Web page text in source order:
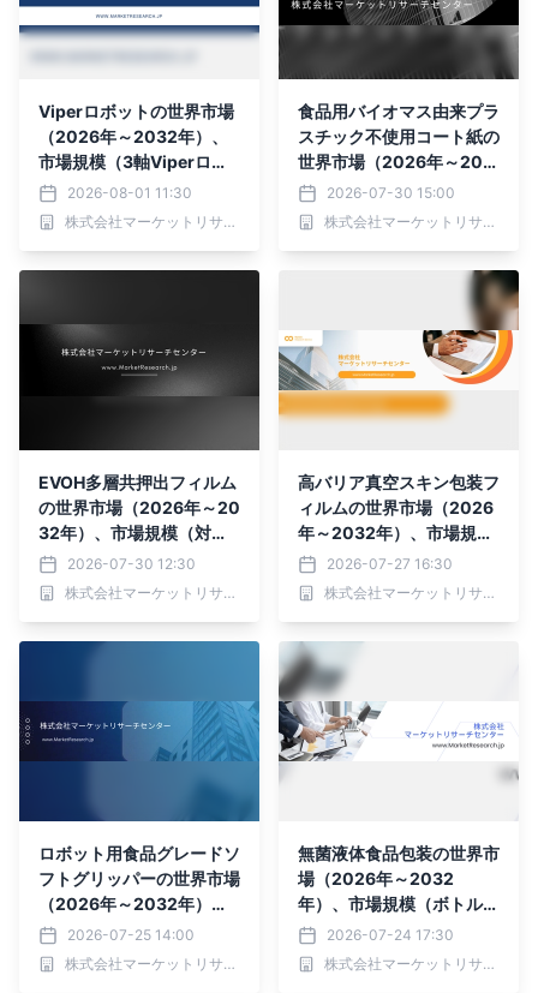
Viperロボットの世界市場
（2026年～2032年）、
市場規模（3軸Viperロボ
ット、4軸Viperロボッ
ト、5軸Viperロボット、6
軸Viperロボット）・分析
2026-08-01 11:30
株式会社マーケットリサーチセンター
食品用バイオマス由来プラ
スチック不使用コート紙の
世界市場（2026年～203
2年）、市場規模（坪量≤5
0g/m²、50g/m²＜坪量＜
120g/m²、坪量≥120g/m
2026-07-30 15:00
株式会社マーケットリサーチセンター
EVOH多層共押出フィルム
の世界市場（2026年～20
32年）、市場規模（対称
構造、非対称構造）・分析
レポートを発表
2026-07-30 12:30
株式会社マーケットリサーチセンター
高バリア真空スキン包装フ
ィルムの世界市場（2026
年～2032年）、市場規模
（PEフィルム、PPフィル
ム、EVOHフィルム、その
他）・分析レポートを発表
2026-07-27 16:30
株式会社マーケットリサーチセンター
ロボット用食品グレードソ
フトグリッパーの世界市場
（2026年～2032年）、
市場規模（油圧駆動、電動
駆動、空圧駆動）・分析レ
ポートを発表
2026-07-25 14:00
株式会社マーケットリサーチセンター
無菌液体食品包装の世界市
場（2026年～2032
年）、市場規模（ボトル・
缶、袋・パウチ、その
他）・分析レポートを発表
2026-07-24 17:30
株式会社マーケットリサーチセンター